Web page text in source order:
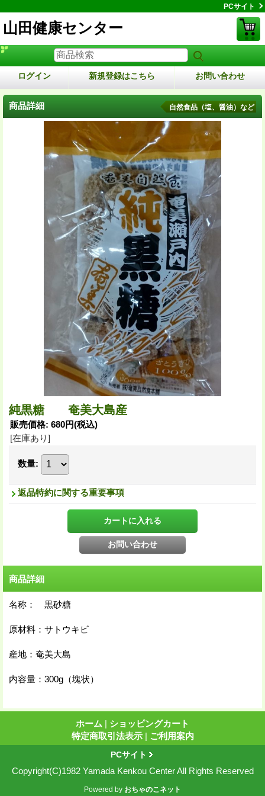
PCサイト
山田健康センター
ログイン 新規登録はこちら お問い合わせ
商品詳細 自然食品（塩、醤油）など
純黒糖 奄美大島産
販売価格: 680円(税込)
[在庫あり]
数量:
返品特約に関する重要事項
商品詳細
名称： 黒砂糖
原材料：サトウキビ
産地：奄美大島
内容量：300g（塊状）
ホーム | ショッピングカート
特定商取引法表示 | ご利用案内
PCサイト
Copyright(C)1982 Yamada Kenkou Center All Rights Reserved
Powered by おちゃのこネット